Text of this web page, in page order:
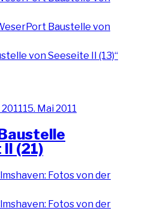
von Seeseite II (13)“
15. Mai 2011
(21)